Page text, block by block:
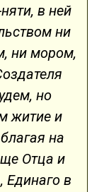
в ней
ни
ни мором,
но
житие и
на
Отца и
Единаго в